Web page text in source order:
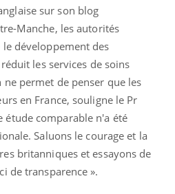
sur son blog
Manche, les autorités
développement des
les services de soins
ne permet de penser que les
en France, souligne le Pr
étude comparable n'a été
Saluons le courage et la
britanniques et essayons de
de transparence ».